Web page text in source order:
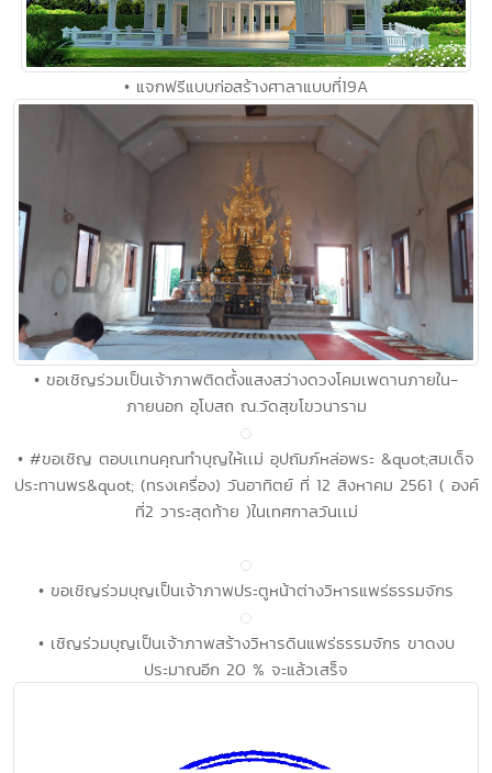
• แจกฟรีแบบก่อสร้างศาลาแบบที่19A
• ขอเชิญร่วมเป็นเจ้าภาพติดตั้งแสงสว่างดวงโคมเพดานภายใน-
ภายนอก อุโบสถ ณ.วัดสุขโขวนาราม
• #ขอเชิญ ตอบเเทนคุณทำบุญให้เเม่ อุปถัมภ์หล่อพระ &quot;สมเด็จ
ประทานพร&quot; (ทรงเครื่อง) วันอาทิตย์ ที่ 12 สิงหาคม 2561 ( องค์
ที่2 วาระสุดท้าย )ในเทศกาลวันเเม่
• ขอเชิญร่วมบุญเป็นเจ้าภาพประตูหน้าต่างวิหารแพร่ธรรมจักร